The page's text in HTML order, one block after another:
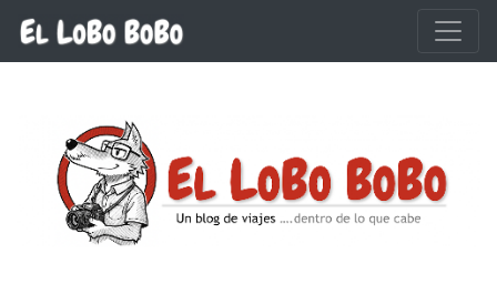
Ir al contenido principal